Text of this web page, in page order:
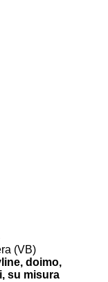
(VB)
doimo,
su misura